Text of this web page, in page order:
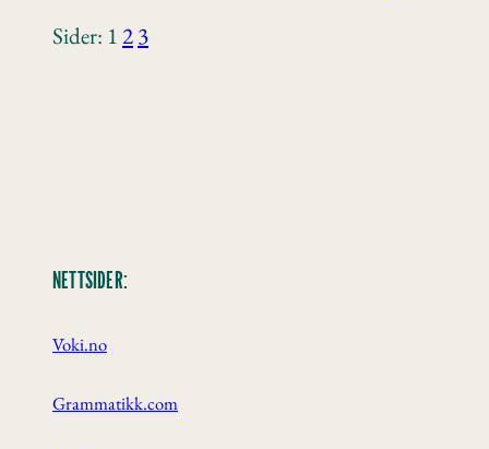
Sider: 123
NETTSIDER:
Voki.no
Grammatikk.com